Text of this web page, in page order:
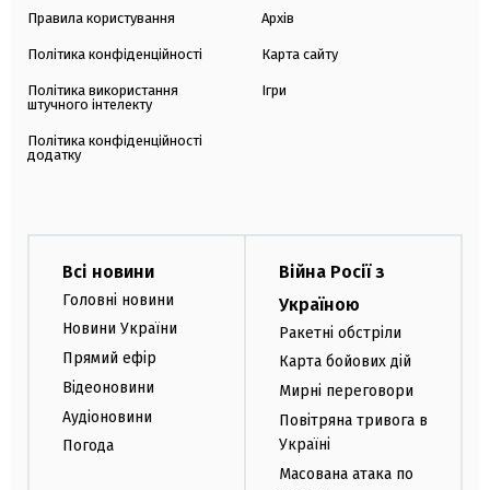
Правила користування
Політика конфіденційності
Політика використання
штучного інтелекту
Політика конфіденційності
додатку
Архів
Карта сайту
Ігри
Всі новини
Головні новини
Новини України
Прямий ефір
Відеоновини
Аудіоновини
Погода
Війна Росії з
Україною
Ракетні обстріли
Карта бойових дій
Мирні переговори
Повітряна тривога в
Україні
Масована атака по